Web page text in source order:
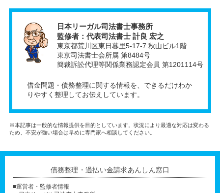
日本リーガル司法書士事務所
監修者：代表司法書士 計良 宏之
東京都荒川区東日暮里5-17-7 秋山ビル1階
東京司法書士会所属 第8484号
簡裁訴訟代理等関係業務認定会員 第1201114号
借金問題・債務整理に関する情報を、できるだけわか
りやすく整理してお伝えしています。
※本記事は一般的な情報提供を目的としています。状況により最適な対応は変わる
ため、不安が強い場合は早めに専門家へ相談してください。
債務整理・過払い金請求あんしん窓口
■運営者・監修者情報